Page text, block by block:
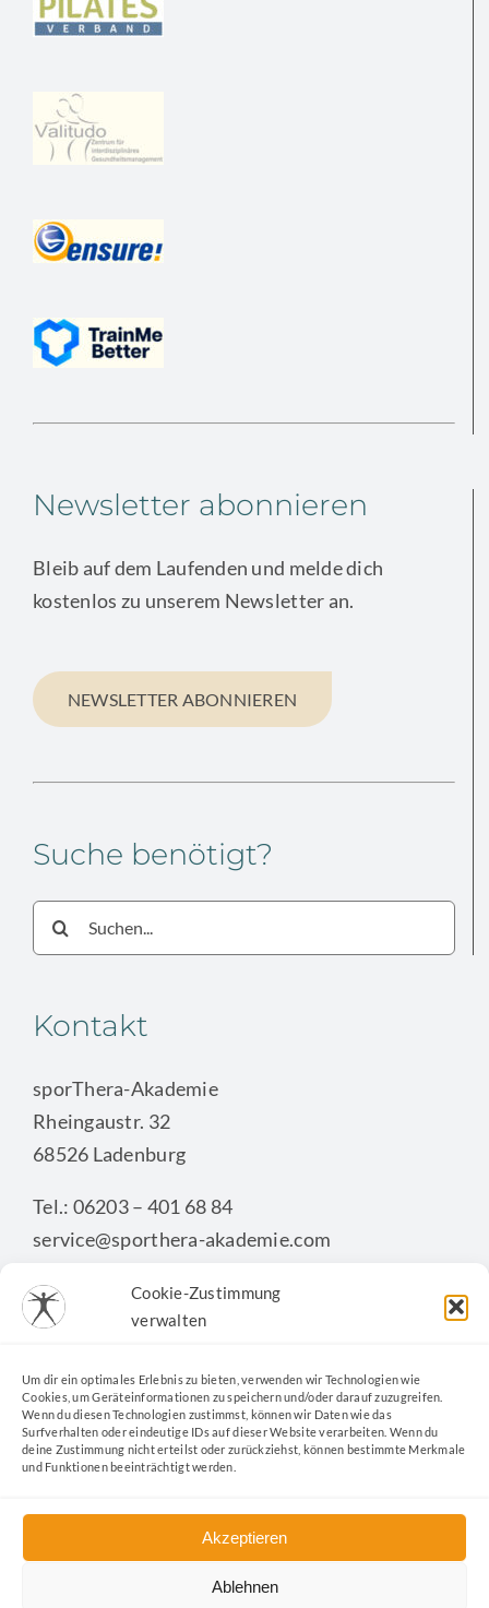
Cookie-Zustimmung
verwalten
Um dir ein optimales Erlebnis zu bieten, verwenden wir Technologien wie
Cookies, um Geräteinformationen zu speichern und/oder darauf zuzugreifen.
Wenn du diesen Technologien zustimmst, können wir Daten wie das
Surfverhalten oder eindeutige IDs auf dieser Website verarbeiten. Wenn du
deine Zustimmung nicht erteilst oder zurückziehst, können bestimmte Merkmale
und Funktionen beeinträchtigt werden.
Akzeptieren
Ablehnen
Newsletter abonnieren
Bleib auf dem Laufenden und melde dich
kostenlos zu unserem Newsletter an.
NEWSLETTER ABONNIEREN
Suche benötigt?
Suche
nach:
Kontakt
sporThera-Akademie
Rheingaustr. 32
68526 Ladenburg
Tel.: 06203 – 401 68 84
service@sporthera-akademie.com
Impressum|